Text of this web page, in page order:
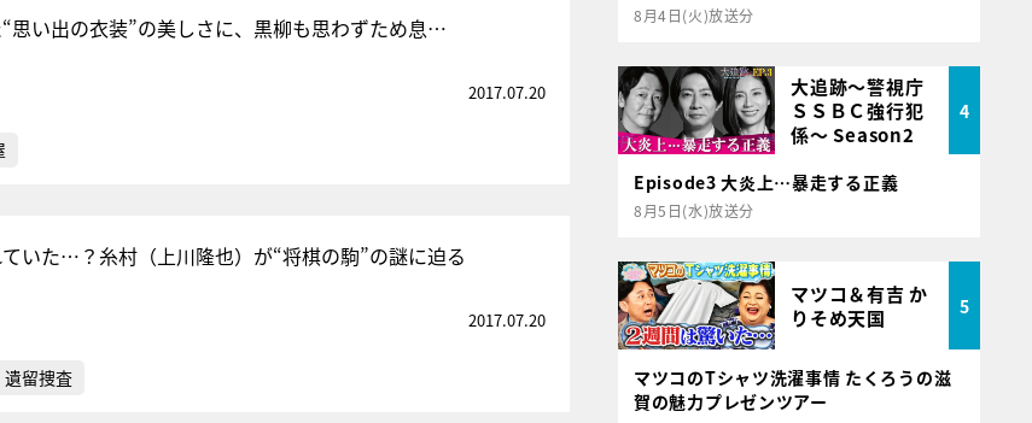
思い出の衣装”の美しさに、黒柳も思わずため息…
2017.07.20
いた…？糸村（上川隆也）が“将棋の駒”の謎に迫る
2017.07.20
遺留捜査
8月4日(火)放送分
大追跡～警視庁
ＳＳＢＣ強行犯
係～ Season2
4
Episode3 大炎上…暴走する正義
8月5日(水)放送分
マツコ＆有吉 か
りそめ天国
5
マツコのTシャツ洗濯事情 たくろうの滋
賀の魅力プレゼンツアー